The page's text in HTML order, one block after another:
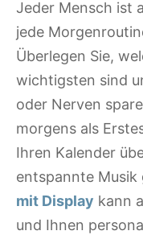
Jeder Mensch ist
jede
Überlegen Sie,
wichtigsten sind
oder Nerven
morgens als
Ihren Kalender
entspannte Musik
mit Display kann
und Ihnen